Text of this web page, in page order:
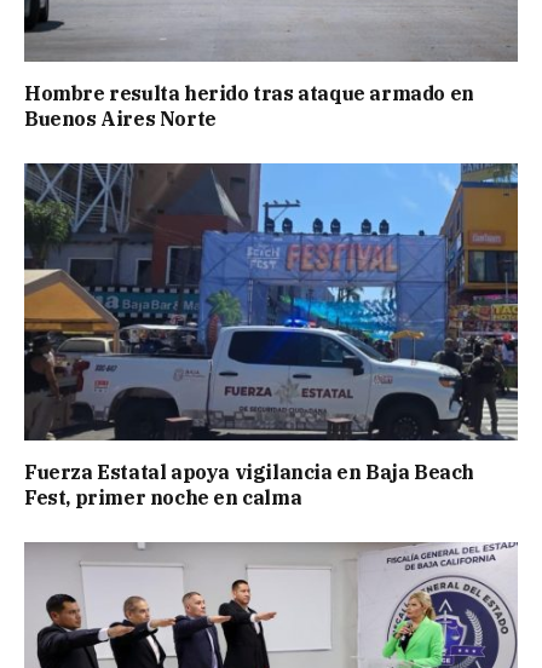
Hombre resulta herido tras ataque armado en
Buenos Aires Norte
Fuerza Estatal apoya vigilancia en Baja Beach
Fest, primer noche en calma